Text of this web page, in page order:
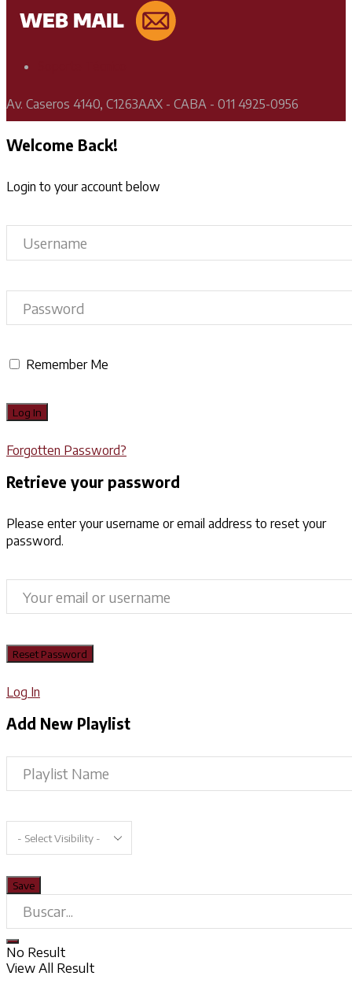
Av. Caseros 4140, C1263AAX - CABA - 011 4925-0956
Welcome Back!
Login to your account below
Remember Me
Forgotten Password?
Retrieve your password
Please enter your username or email address to reset your
password.
Log In
Add New Playlist
No Result
View All Result